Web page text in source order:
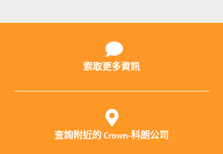
索取更多資訊
查詢附近的 Crown-科朗公司